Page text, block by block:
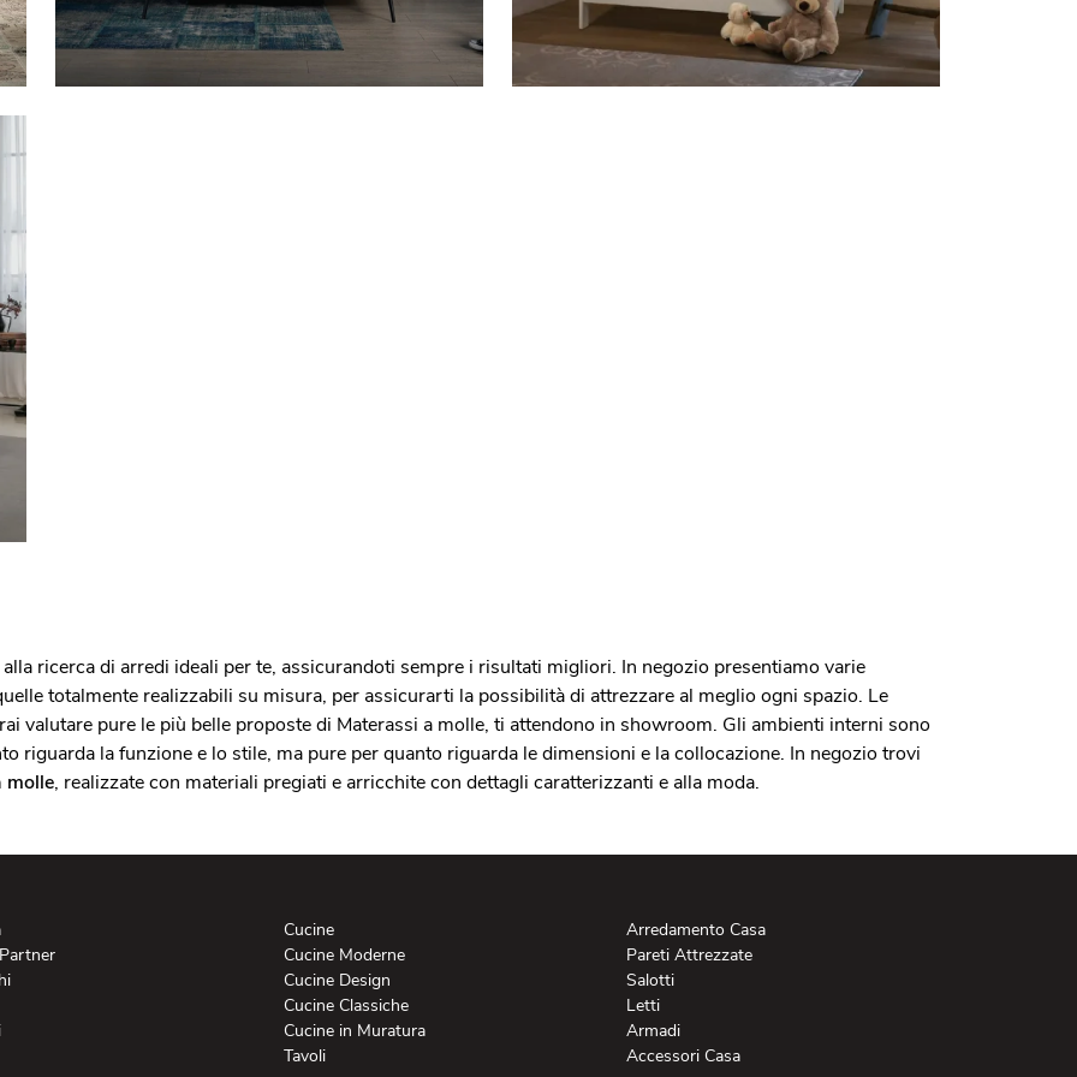
ricerca di arredi ideali per te, assicurandoti sempre i risultati migliori. In negozio presentiamo varie
totalmente realizzabili su misura, per assicurarti la possibilità di attrezzare al meglio ogni spazio. Le
valutare pure le più belle proposte di Materassi a molle, ti attendono in showroom. Gli ambienti interni sono
riguarda la funzione e lo stile, ma pure per quanto riguarda le dimensioni e la collocazione. In negozio trovi
molle, realizzate con materiali pregiati e arricchite con dettagli caratterizzanti e alla moda.
Cucine
Cucine Moderne
Cucine Design
Cucine Classiche
Cucine in Muratura
Tavoli
Arredamento Casa
Pareti Attrezzate
Salotti
Letti
Armadi
Accessori Casa